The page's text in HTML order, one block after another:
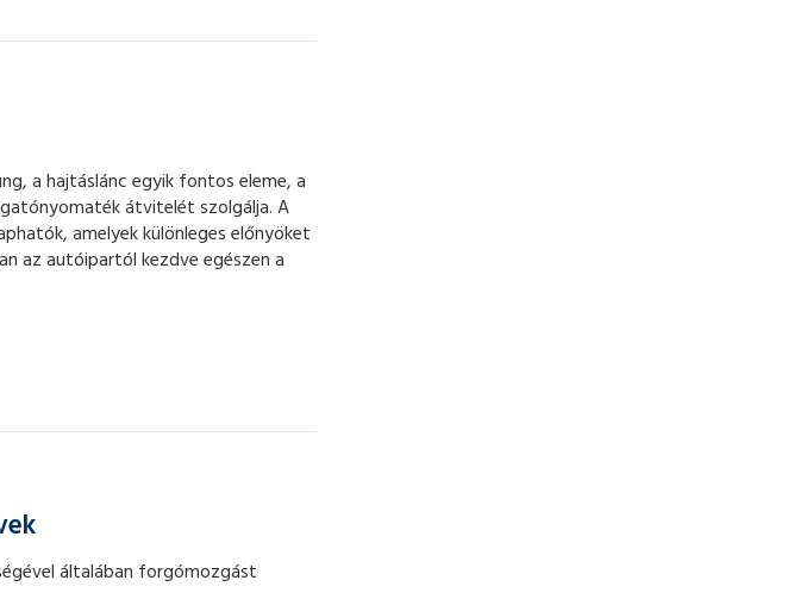
a hajtáslánc egyik fontos eleme, a
átvitelét szolgálja. A
amelyek különleges előnyöket
az autóipartól kezdve egészen a
általában forgómozgást